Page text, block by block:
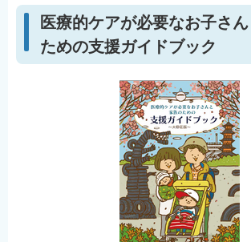
医療的ケアが必要なお子さ
ための支援ガイドブック